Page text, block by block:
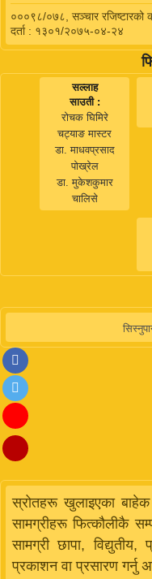
०००९८/०७८, सञ्चार रजिष्टारको
दर्ता : १३०१/२०७५-०४-२४
सल्लाह
साउती :
रोचक घिमिरे
चट्याङ मास्टर
डा. माधवप्रसाद
पोख्रेल
डा. मुकेशकुमार
चालिसे
स्रोतहरू खुलाइएका बाहेक
सामग्रीहरू फित्कौलीकै
सामग्री छापा,
प्रकाशन वा प्रसारण गर्नु